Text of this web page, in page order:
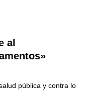
al
pública y contra lo